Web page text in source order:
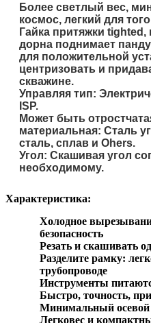
Более светлый вес,
космос, легкий для
Гайка притяжки
дорна поднимает
для положительной
центризовать и
скважине.
Управляя тип:
ISP.
Может быть
материальная: Сталь
сталь, сплав и Ohers.
Угол: Скашивая угол
необходимому.
Характеристика:
Холодное
безопасность
Резать и скашивать
Разделите рамку:
трубопроводе
Инструменты
Быстро, точность,
Минимальный осевой
Легковес и